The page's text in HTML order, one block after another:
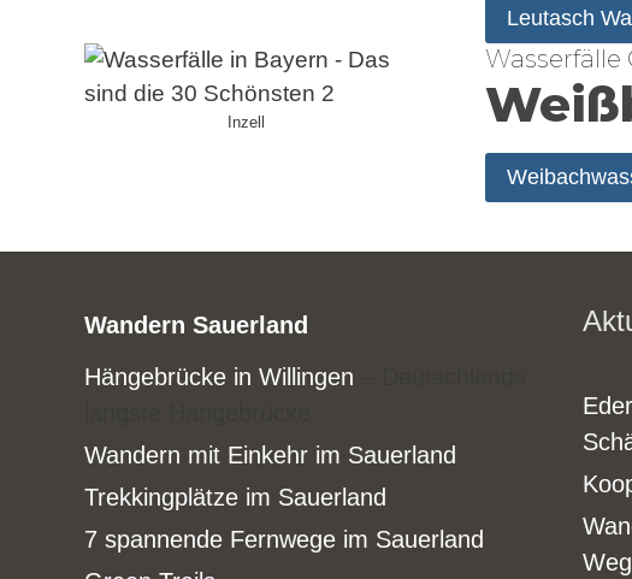
Leutasch
Inzell
Wasserfälle
Wandern Sauerland
Hängebrücke in Willingen
Wandern mit Einkehr im Sauerland
Trekkingplätze im Sauerland
7 spannende Fernwege im Sauerland